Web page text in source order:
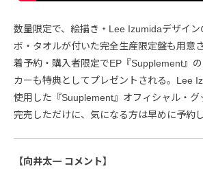
数量限定で、絵描き・Lee Izumidaデザイン
ボ・タオルが付いた完全生産限定盤も用意
着予約・購入者限定でEP『Supplement』
カーも特典としてプレゼントされる。Lee
使用した『Suuplement』オフィシャル・グ
完売しただけに、気になる方は早めに予約
【向井太一 コメント】